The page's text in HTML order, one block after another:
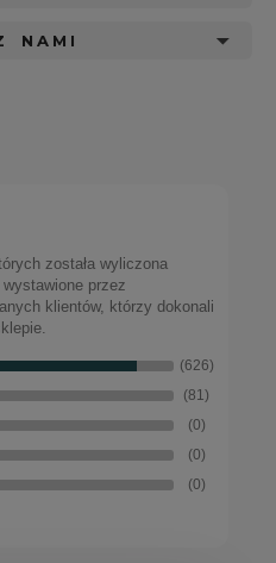
NAMI
została wyliczona
przez
klientów, którzy dokonali
(626)
(81)
(0)
(0)
(0)